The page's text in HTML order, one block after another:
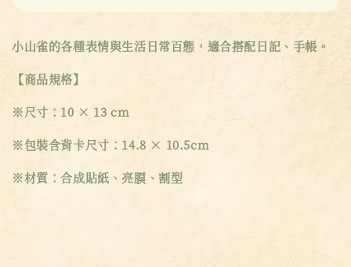
小山雀的各種表情與生活日常百態，適合搭配日記、手帳。
【商品規格】
※尺寸：10 × 13 cm
※包裝含背卡尺寸：14.8 × 10.5cm
※材質：合成貼紙、亮膜、割型